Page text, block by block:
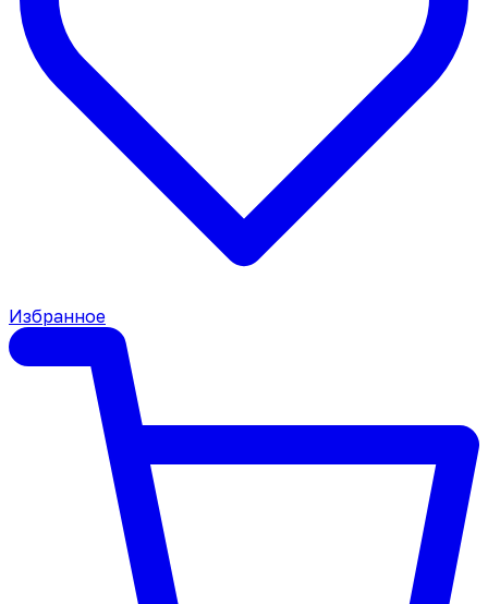
Избранное